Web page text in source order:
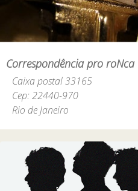
Correspondência pro roNca
Caixa postal 33165
Cep: 22440-970
Rio de Janeiro